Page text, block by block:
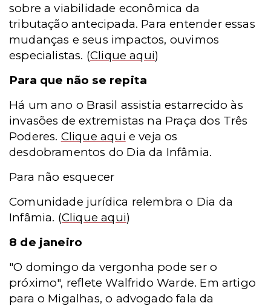
sobre a viabilidade econômica da
tributação antecipada. Para entender essas
mudanças e seus impactos, ouvimos
especialistas. (Clique aqui)
Para que não se repita
Há um ano o Brasil assistia estarrecido às
invasões de extremistas na Praça dos Três
Poderes. Clique aqui e veja os
desdobramentos do Dia da Infâmia.
Para não esquecer
Comunidade jurídica relembra o Dia da
Infâmia. (Clique aqui)
8 de janeiro
"O domingo da vergonha pode ser o
próximo", reflete Walfrido Warde. Em artigo
para o Migalhas, o advogado fala da